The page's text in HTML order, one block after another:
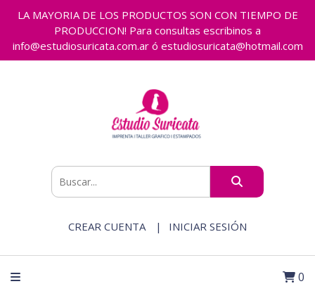
LA MAYORIA DE LOS PRODUCTOS SON CON TIEMPO DE
PRODUCCION! Para consultas escribinos a
info@estudiosuricata.com.ar ó estudiosuricata@hotmail.com
CREAR CUENTA INICIAR SESIÓN
0